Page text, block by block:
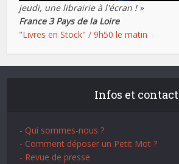
jeudi, une librairie à l'écran ! »
France 3 Pays de la Loire
"Livres en Stock" / 9h50 le matin
Infos et contact
- Qui sommes-nous ?
- Comment déposer un Petit Mot ?
- Revue de presse